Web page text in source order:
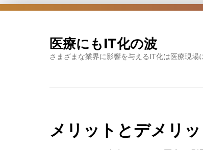
Skip
医療にもIT化の波
さまざまな業界に影響を与えるIT化は医療現場
メリットとデメリ